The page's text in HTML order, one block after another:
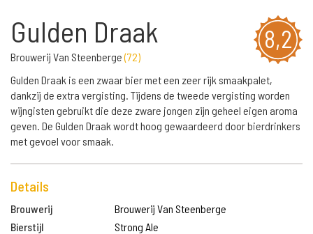
8,2
Gulden Draak
Brouwerij Van Steenberge(72)
Gulden Draak is een zwaar bier met een zeer rijk smaakpalet,
dankzij de extra vergisting. Tijdens de tweede vergisting worden
wijngisten gebruikt die deze zware jongen zijn geheel eigen aroma
geven. De Gulden Draak wordt hoog gewaardeerd door bierdrinkers
met gevoel voor smaak.
Details
Brouwerij
Brouwerij Van Steenberge
Bierstijl
Strong Ale